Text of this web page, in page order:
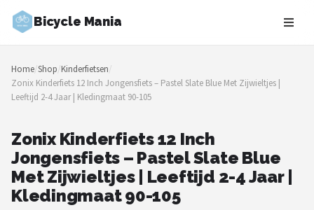
Bicycle Mania
Zoeken
NAVIGATIE
Shop
Merken
Blog
Fietsroutes
Home/Shop/Kinderfietsen/
Zonix Kinderfiets 12 Inch Jongensfiets – Pastel Slate Blue Met Zijwieltjes |
Leeftijd 2-4 Jaar | Kledingmaat 90-105
Zonix Kinderfiets 12 Inch
Jongensfiets – Pastel Slate Blue
Met Zijwieltjes | Leeftijd 2-4 Jaar |
Kledingmaat 90-105